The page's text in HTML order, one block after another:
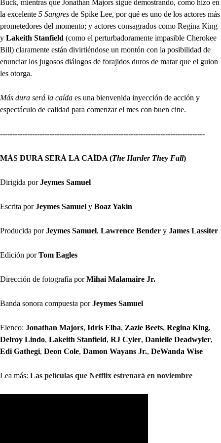
Buck, mientras que Jonathan Majors sigue demostrando, como hizo en
la excelente 5 Sangres de Spike Lee, por qué es uno de los actores más
prometedores del momento; y actores consagrados como Regina King
y Lakeith Stanfield (como el perturbadoramente impasible Cherokee
Bill) claramente están divirtiéndose un montón con la posibilidad de
enunciar los jugosos diálogos de forajidos duros de matar que el guion
les otorga.
Más dura será la caída es una bienvenida inyección de acción y
espectáculo de calidad para comenzar el mes con buen cine.
-----------------------------------------------------------------------------------
MÁS DURA SERÁ LA CAÍDA (The Harder They Fall)
Dirigida porJeymes Samuel
Escrita porJeymes Samuel y Boaz Yakin
Producida porJeymes Samuel, Lawrence Bender y James Lassiter
Edición porTom Eagles
Dirección de fotografía porMihai Malamaire Jr.
Banda sonora compuesta porJeymes Samuel
Elenco: Jonathan Majors, Idris Elba, Zazie Beets, Regina King,
Delroy Lindo, Lakeith Stanfield, RJ Cyler, Danielle Deadwyler,
Edi Gathegi, Deon Cole, Damon Wayans Jr., DeWanda Wise
Lea más: Las películas que Netflix estrenará en noviembre